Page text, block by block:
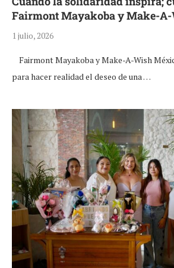
Fairmont Mayakoba y Make-
1 julio, 2026
Fairmont Mayakoba y Make-A-Wish
para hacer realidad el deseo de una …